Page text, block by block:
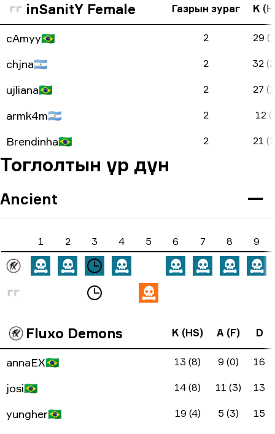
inSanitY Female Газрын зураг K
cAmyy🇧🇷 2 29
chjna🇦🇷 2 32
ujliana🇧🇷 2 27
armk4m🇦🇷 2 12
Brendinha🇧🇷 2 21
Тоглолтын үр дүн
Ancient
1 2 3 4 5 6 7 8 9
Fluxo Demons K (HS) A (F) D
annaEX🇧🇷 13 (8) 9 (0) 16
josi🇧🇷 14 (8) 11 (3) 13
yungher🇧🇷 19 (4) 5 (3) 15